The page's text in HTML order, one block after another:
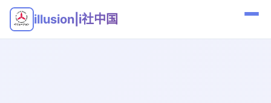
illusion|i社中国